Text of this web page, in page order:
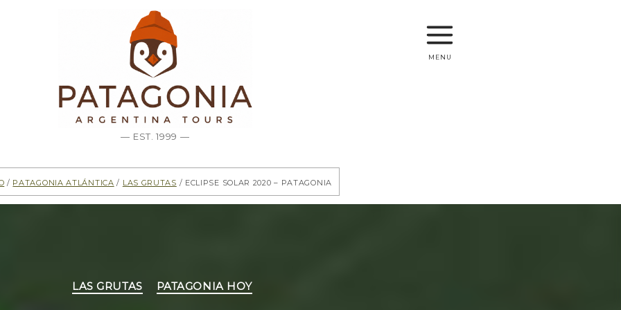
— EST. 1999 —
menu
/ Patagonia Atlántica / Las Grutas / Eclipse solar 2020 – Patagonia
Categorías
LAS GRUTAS PATAGONIA HOY